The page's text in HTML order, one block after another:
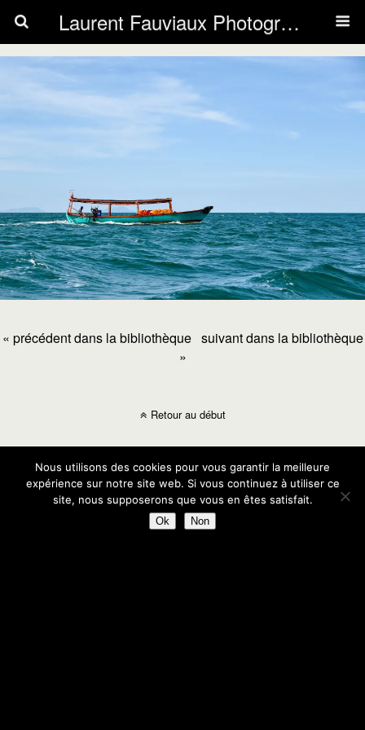
Laurent Fauviaux Photography
« précédent dans la bibliothèque suivant dans la bibliothèque
»
Retour au début
Nous utilisons des cookies pour vous garantir la meilleure
expérience sur notre site web. Si vous continuez à utiliser ce
site, nous supposerons que vous en êtes satisfait.
Ok Non